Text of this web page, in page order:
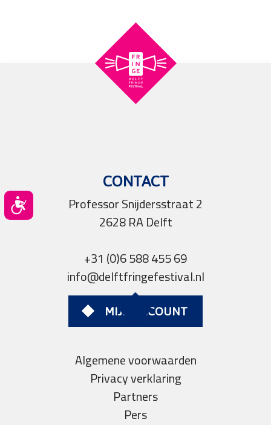
Toegankelijkheid
CONTACT
Professor Snijdersstraat 2
2628 RA Delft
+31 (0)6 588 455 69
info@delftfringefestival.nl
MIJN ACCOUNT
Algemene voorwaarden
Privacy verklaring
Partners
Pers